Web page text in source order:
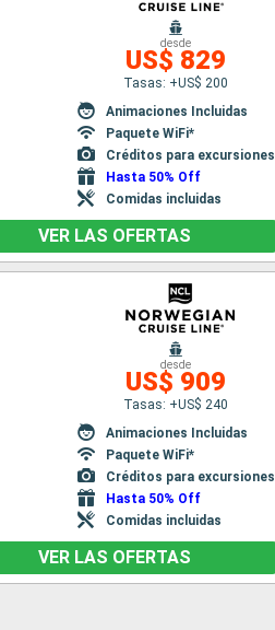
desde
US$ 829
Tasas: +US$ 200
Animaciones Incluidas
Paquete WiFi*
Créditos para excursiones
Hasta 50% Off
Comidas incluidas
VER LAS OFERTAS
desde
US$ 909
Tasas: +US$ 240
Animaciones Incluidas
Paquete WiFi*
Créditos para excursiones
Hasta 50% Off
Comidas incluidas
VER LAS OFERTAS